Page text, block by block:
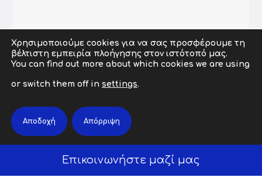
Copyright © 2009-2026 abcit.gr. All Rights Reserved. |
Όροι Χρήσης|Πολιτικής Ποιότητας|Πολιτική
Χρησιμοποιούμε cookies για να σας προσφέρουμε τη
βέλτιστη εμπειρία πλοήγησης στον ιστότοπό μας.
You can find out more about which cookies we are using
or switch them off in settings.
Αποδοχή Απόρριψη
Επικοινωνήστε μαζί μας